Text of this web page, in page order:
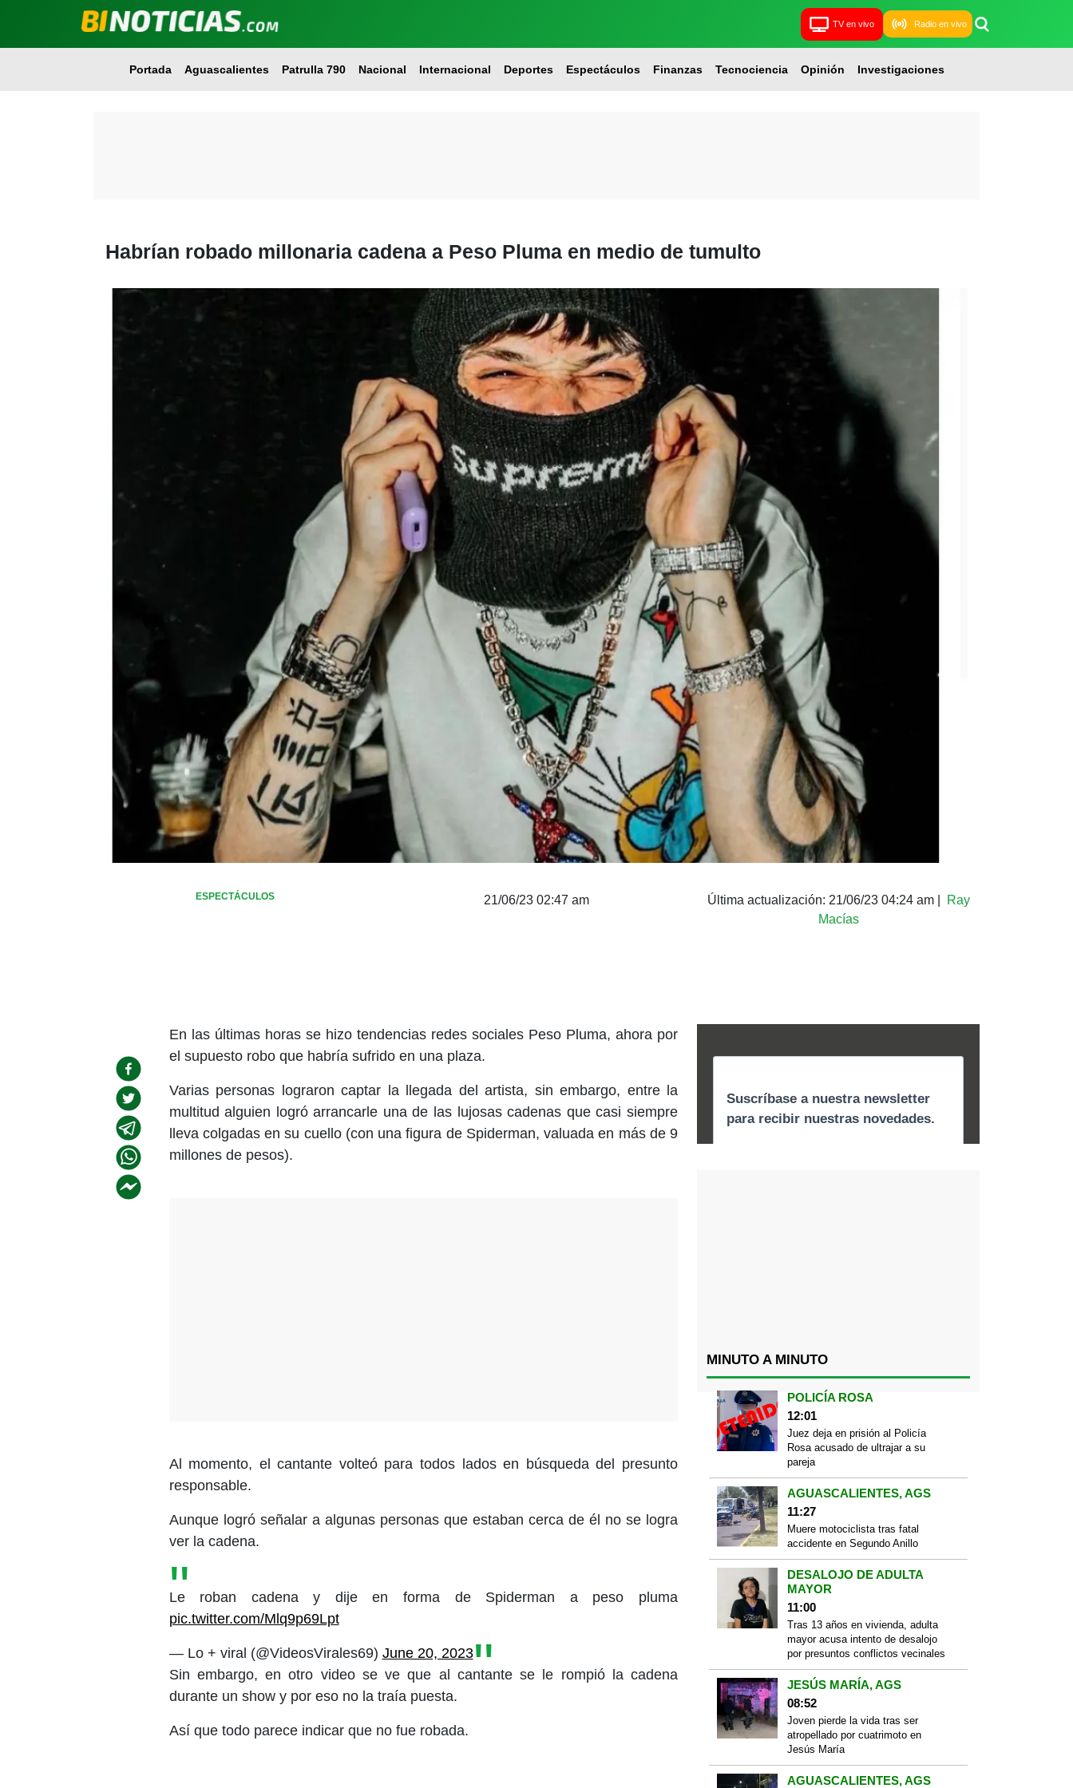
TV en vivo Radio en vivo
Portada Aguascalientes Patrulla 790 Nacional Internacional Deportes Espectáculos Finanzas Tecnociencia Opinión Investigaciones
Habrían robado millonaria cadena a Peso Pluma en medio de tumulto
ESPECTÁCULOS 21/06/23 02:47 am Última actualización: 21/06/23 04:24 am|
Ray
Macías
En las últimas horas se hizo tendencias redes sociales Peso Pluma, ahora por
el supuesto robo que habría sufrido en una plaza.
Varias personas lograron captar la llegada del artista, sin embargo, entre la
multitud alguien logró arrancarle una de las lujosas cadenas que casi siempre
lleva colgadas en su cuello (con una figura de Spiderman, valuada en más de 9
millones de pesos).
Al momento, el cantante volteó para todos lados en búsqueda del presunto
responsable.
Aunque logró señalar a algunas personas que estaban cerca de él no se logra
ver la cadena.
Le roban cadena y dije en forma de Spiderman a peso pluma
pic.twitter.com/Mlq9p69Lpt
— Lo + viral (@VideosVirales69) June 20, 2023
Sin embargo, en otro video se ve que al cantante se le rompió la cadena
durante un show y por eso no la traía puesta.
Así que todo parece indicar que no fue robada.
MINUTO A MINUTO
POLICÍA ROSA
12:01
Juez deja en prisión al Policía
Rosa acusado de ultrajar a su
pareja
AGUASCALIENTES, AGS
11:27
Muere motociclista tras fatal
accidente en Segundo Anillo
DESALOJO DE ADULTA
MAYOR
11:00
Tras 13 años en vivienda, adulta
mayor acusa intento de desalojo
por presuntos conflictos vecinales
JESÚS MARÍA, AGS
08:52
Joven pierde la vida tras ser
atropellado por cuatrimoto en
Jesús María
AGUASCALIENTES, AGS